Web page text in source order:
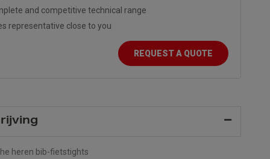
and competitive technical range
representative close to you
REQUEST A QUOTE
heren bib-fietstights